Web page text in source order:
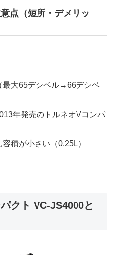
点（短所・デメリッ
最大65デシベル→66デシベ
年発売のトルネオVコンパ
積が小さい（0.25L）
クト VC-JS4000と